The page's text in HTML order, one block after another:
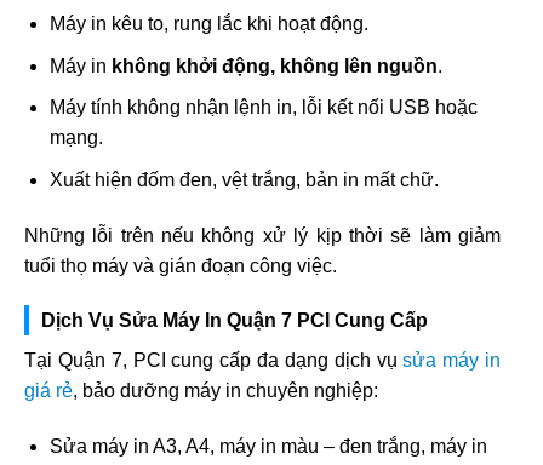
Máy in kêu to, rung lắc khi hoạt động.
Máy in không khởi động, không lên nguồn.
Máy tính không nhận lệnh in, lỗi kết nối USB hoặc
mạng.
Xuất hiện đốm đen, vệt trắng, bản in mất chữ.
Những lỗi trên nếu không xử lý kịp thời sẽ làm giảm
tuổi thọ máy và gián đoạn công việc.
Dịch Vụ Sửa Máy In Quận 7 PCI Cung Cấp
Tại Quận 7, PCI cung cấp đa dạng dịch vụsửa máy in
giá rẻ, bảo dưỡng máy in chuyên nghiệp:
Sửa máy in A3, A4, máy in màu – đen trắng, máy in